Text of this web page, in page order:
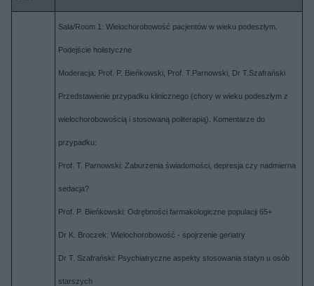
Sala/Room 1: Wielochorobowość pacjentów w wieku podeszłym.
Podejście holistyczne
Moderacja: Prof. P. Bieńkowski, Prof. T.Parnowski, Dr T.Szafrański
Przedstawienie przypadku klinicznego (chory w wieku podeszłym z
wielochorobowością i stosowaną politerapią). Komentarze do
przypadku:
Prof. T. Parnowski: Zaburzenia świadomości, depresja czy nadmierna
sedacja?
Prof. P. Bieńkowski: Odrębności farmakologiczne populacji 65+
Dr K. Broczek: Wielochorobowość - spojrzenie geriatry
Dr T. Szafrański: Psychiatryczne aspekty stosowania statyn u osób
starszych